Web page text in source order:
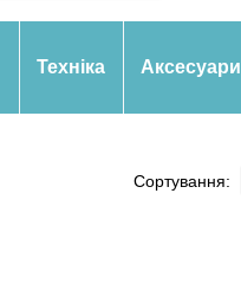
Техніка Аксесуари
Сортування: